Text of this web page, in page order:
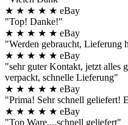
★ ★ ★ ★ ★ eBay
"Top! Danke!"
★ ★ ★ ★ ★ eBay
"Werden gebraucht, Lieferung
★ ★ ★ ★ ★ eBay
"sehr guter Kontakt, jetzt alles
verpackt, schnelle Lieferung"
★ ★ ★ ★ ★ eBay
"Prima! Sehr schnell geliefert!
★ ★ ★ ★ ★ eBay
"Top Ware....schnell geliefert"